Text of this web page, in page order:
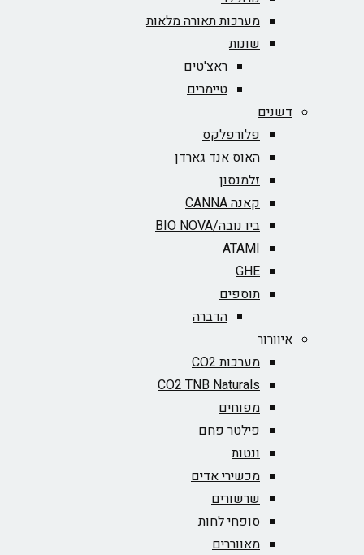
מערכות תאורה מלאות
שונות
ראצ'טים
טיימרים
דשנים
פלורפלקס
האוס אנד גארדן
זלמנסון
קאנה CANNA
ביו נובה/BIO NOVA‏
ATAMI
GHE
תוספים
הדברה
איוורור
מערכות CO2
CO2 TNB Naturals
מפוחים
פילטר פחם
ונטות
מכשירי אדים
שרשורים
סופחי לחות
מאווררים